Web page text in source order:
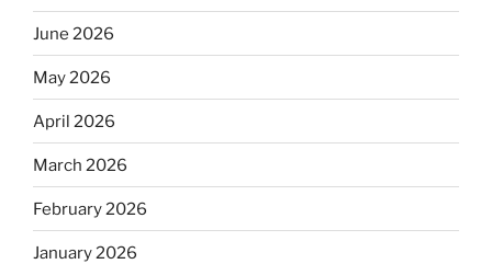
June 2026
May 2026
April 2026
March 2026
February 2026
January 2026